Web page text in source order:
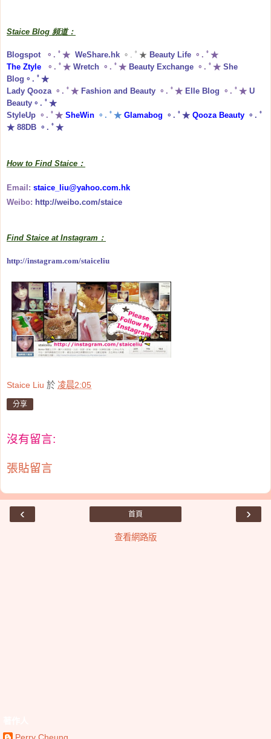
Staice Blog 頻道：
Blogspot 。. ﾟ★ WeShare.hk 。. ﾟ★ Beauty Life 。. ﾟ★
The Ztyle
。. ﾟ★ Wretch 。. ﾟ★ Beauty Exchange 。. ﾟ★ She
Blog 。. ﾟ★
Lady Qooza 。. ﾟ★ Fashion and Beauty 。. ﾟ★ Elle Blog 。. ﾟ★ U
Beauty 。. ﾟ★
StyleUp 。. ﾟ★ SheWin 。. ﾟ★ Glamabog 。. ﾟ★ Qooza Beauty 。. ﾟ
★ 88DB 。. ﾟ★
How to Find Staice：
Email: staice_liu@yahoo.com.hk
Weibo: http://weibo.com/staice
Find Staice at Instagram：
http://instagram.com/staiceliu
Staice Liu 於 凌晨2:05
分享
沒有留言:
張貼留言
‹ ›
首頁
查看網路版